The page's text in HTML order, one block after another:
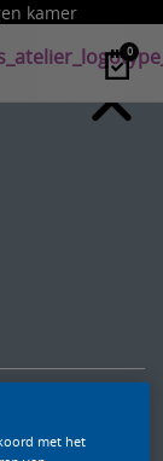
kamer
0
in deze kleur
met het